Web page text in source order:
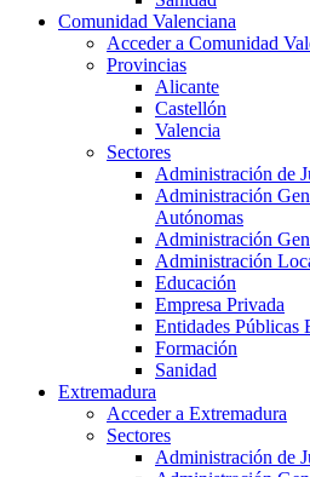
Comunidad Valenciana
Acceder a Comunidad
Provincias
Alicante
Castellón
Valencia
Sectores
Administración de
Administración
Autónomas
Administración
Administración
Educación
Empresa Privada
Entidades Públicas
Formación
Sanidad
Extremadura
Acceder a Extremadura
Sectores
Administración de